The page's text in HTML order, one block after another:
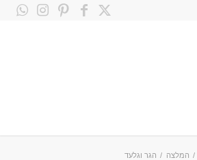
/ המלצה / הגר וגלעד